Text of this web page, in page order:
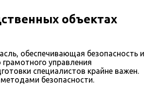
объектах
обеспечивающая безопасность и
управления
специалистов крайне важен.
безопасности.